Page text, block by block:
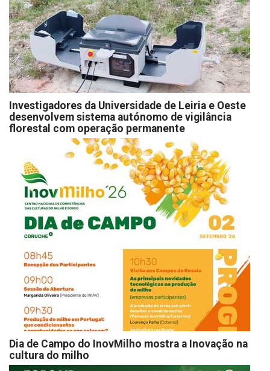
Investigadores da Universidade de Leiria e Oeste
desenvolvem sistema autónomo de vigilância
florestal com operação permanente
Dia de Campo do InovMilho mostra a Inovação na
cultura do milho